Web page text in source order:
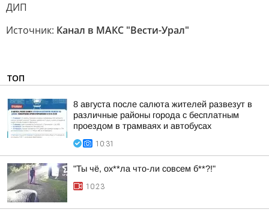
ДИП
Источник: Канал в МАКС "Вести-Урал"
ТОП
8 августа после салюта жителей развезут в
различные районы города с бесплатным
проездом в трамваях и автобусах
10:31
"Ты чё, ох**ла что-ли совсем б**?!"
10:23